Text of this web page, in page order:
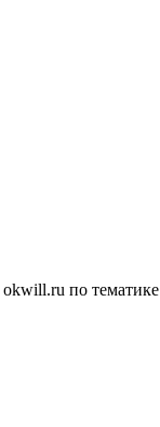
okwill.ru по тематике